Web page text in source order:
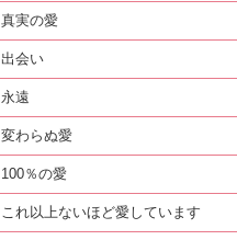
真実の愛
出会い
永遠
変わらぬ愛
100％の愛
これ以上ないほど愛しています